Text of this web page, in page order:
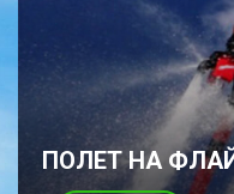
ПОЛЕТ НА